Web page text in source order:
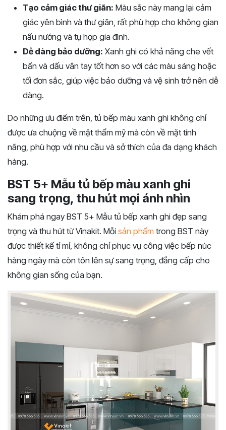
Tạo cảm giác thư giãn: Màu sắc này mang lại cảm
giác yên bình và thư giãn, rất phù hợp cho không gian
nấu nướng và tụ họp gia đình.
Dễ dàng bảo dưỡng: Xanh ghi có khả năng che vết
bẩn và dấu vân tay tốt hơn so với các màu sáng hoặc
tối đơn sắc, giúp việc bảo dưỡng và vệ sinh trở nên dễ
dàng.
Do những ưu điểm trên, tủ bếp màu xanh ghi không chỉ
được ưa chuộng về mặt thẩm mỹ mà còn về mặt tính
năng, phù hợp với nhu cầu và sở thích của đa dạng khách
hàng.
BST 5+ Mẫu tủ bếp màu xanh ghi
sang trọng, thu hút mọi ánh nhìn
Khám phá ngay BST 5+ Mẫu tủ bếp xanh ghi đẹp sang
trọng và thu hút từ Vinakit. Mỗi sản phẩm trong BST này
được thiết kế tỉ mỉ, không chỉ phục vụ công việc bếp núc
hàng ngày mà còn tôn lên sự sang trọng, đẳng cấp cho
không gian sống của bạn.